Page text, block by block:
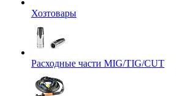
Хозтовары
Расходные части MIG/TIG/CUT